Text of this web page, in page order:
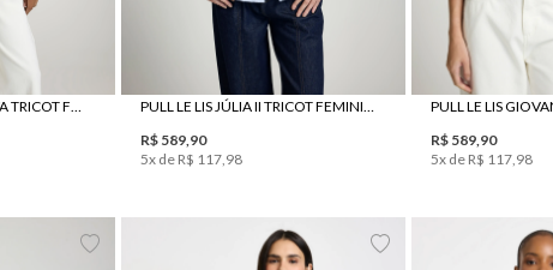
CASACO LE LIS GENOVA TRICOT FEMININO
PULL LE LIS JÚLIA II TRICOT FEMININO
R$ 589 90
5x de R$ 117 98
R$ 589 90
5x de R$ 117 98
PP PP